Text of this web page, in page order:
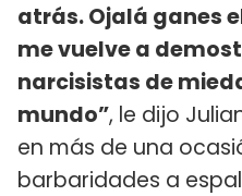
atrás. Ojalá ganes
me vuelve a
narcisistas de
mundo”, le dijo
en más de una
barbaridades a